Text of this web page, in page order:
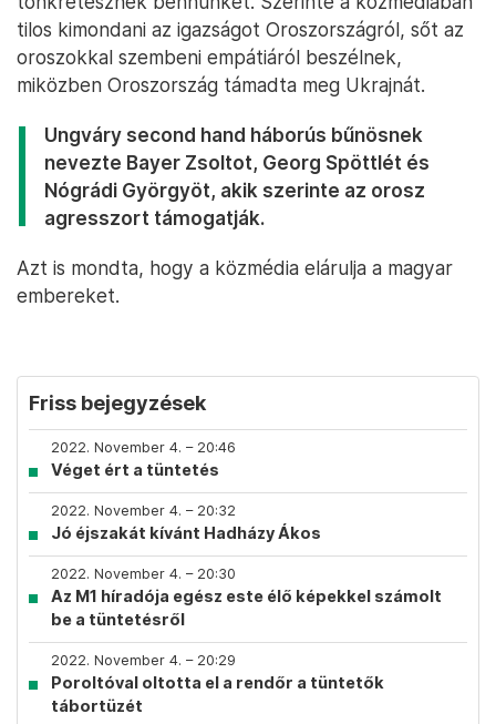
tilos kimondani az igazságot Oroszországról, sőt az
oroszokkal szembeni empátiáról beszélnek,
miközben Oroszország támadta meg Ukrajnát.
Ungváry second hand háborús bűnösnek
nevezte Bayer Zsoltot, Georg Spöttlét és
Nógrádi Györgyöt, akik szerinte az orosz
agresszort támogatják.
Azt is mondta, hogy a közmédia elárulja a magyar
embereket.
Friss bejegyzések
2022. November 4. – 20:46
Véget ért a tüntetés
2022. November 4. – 20:32
Jó éjszakát kívánt Hadházy Ákos
2022. November 4. – 20:30
Az M1 híradója egész este élő képekkel számolt
be a tüntetésről
2022. November 4. – 20:29
Poroltóval oltotta el a rendőr a tüntetők
tábortüzét